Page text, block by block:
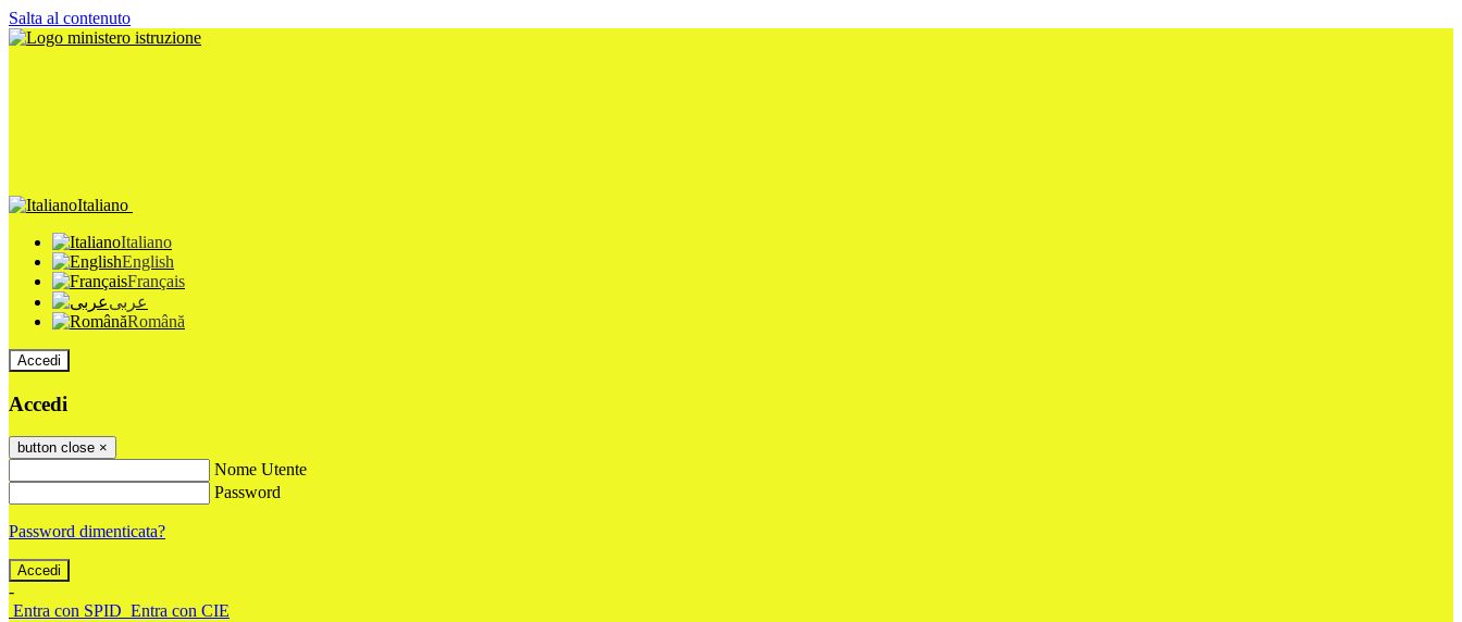
Salta al contenuto
Italiano
Italiano
English
Français
عربى
Română
Accedi
Accedi
button close ×
Nome Utente
Password
Password dimenticata?
-
Entra con SPID Entra con CIE